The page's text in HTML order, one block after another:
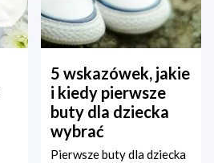
5 wskazówek, jakie
i kiedy pierwsze
buty dla dziecka
wybrać
Pierwsze buty dla dziecka